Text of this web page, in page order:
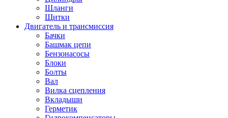
Шланги
Щитки
Двигатель и трансмиссия
Бачки
Башмак цепи
Бензонасосы
Блоки
Болты
Вал
Вилка сцепления
Вкладыши
Герметик